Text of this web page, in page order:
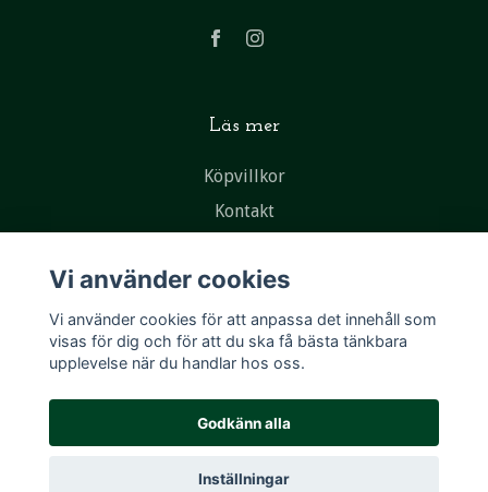
Läs mer
Köpvillkor
Kontakt
Vi använder cookies
Vi använder cookies för att anpassa det innehåll som
visas för dig och för att du ska få bästa tänkbara
upplevelse när du handlar hos oss.
Godkänn alla
Inställningar